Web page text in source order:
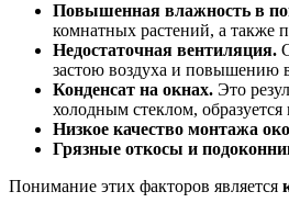
Повышенная влажность в
комнатных растений, а также
Недостаточная вентиляция.
застою воздуха и повышению
Конденсат на окнах. Это
холодным стеклом,
Низкое качество монтажа
Грязные откосы и
Понимание этих факторов является